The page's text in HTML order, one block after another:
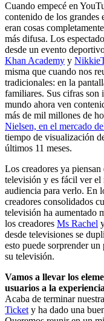
Cuando empecé en
contenido de los grandes
eran cosas
más difusa. Los
desde un evento
Khan Academy y
misma que cuando nos
tradicionales: en la
familiares. Sus cifras son
mundo ahora ven
más de mil millones de
Nielsen, en el mercado
tiempo de visualización
últimos 11 meses.
Los creadores ya
televisión y es fácil ver el
audiencia para verlo. En
creadores consolidados
televisión ha aumentado
los creadores Ms Rachel
desde televisiones se
esto puede sorprender
su televisión.
Vamos a llevar los
usuarios a la
Acaba de terminar nuestra
Tickety ha dado una